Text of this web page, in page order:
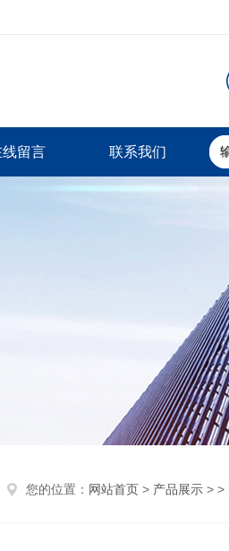
线留言 联系我们
您的位置： 网站首页 > 产品展示 > >